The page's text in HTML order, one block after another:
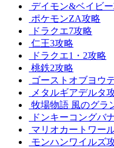
デイモン&ベイビ
ポケモンZA攻略
ドラクエ7攻略
仁王3攻略
ドラクエ1・2攻略
桃鉄2攻略
ゴーストオブヨウ
メタルギアデルタ
牧場物語 風のグラ
ドンキーコングバ
マリオカートワー
モンハンワイルズ